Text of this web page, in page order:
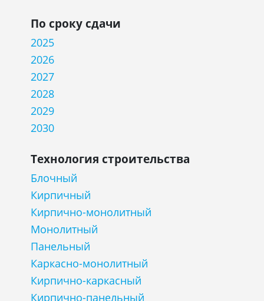
По сроку сдачи
2025
2026
2027
2028
2029
2030
Технология строительства
Блочный
Кирпичный
Кирпично-монолитный
Монолитный
Панельный
Каркасно-монолитный
Кирпично-каркасный
Кирпично-панельный